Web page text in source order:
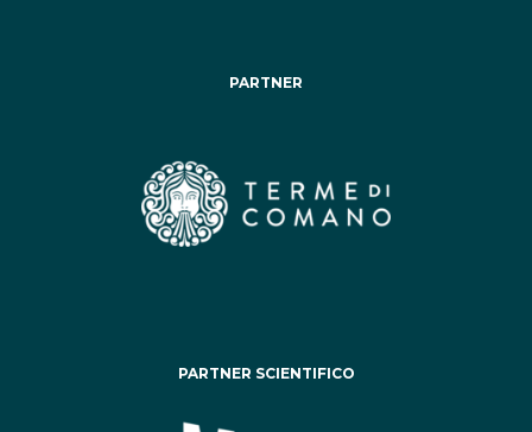
PARTNER
PARTNER SCIENTIFICO